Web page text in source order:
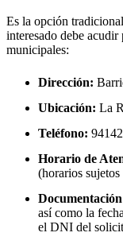
Es la opción
interesado debe acudir
municipales:
Dirección:
Ubicación: La
Teléfono:
Horario de
(horarios
así como la
el DNI del